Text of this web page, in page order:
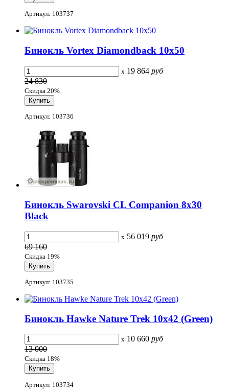
Артикул: 103737
Бинокль Vortex Diamondback 10x50
x 19 864 руб
24 830
Скидка 20%
Артикул: 103736
Бинокль Swarovski CL Companion 8x30
Black
x 56 019 руб
69 160
Скидка 19%
Артикул: 103735
Бинокль Hawke Nature Trek 10x42 (Green)
x 10 660 руб
13 000
Скидка 18%
Артикул: 103734